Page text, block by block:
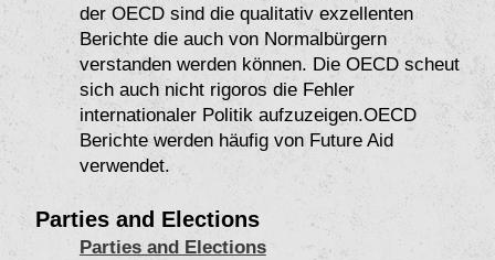
der OECD sind die qualitativ exzellenten
Berichte die auch von Normalbürgern
verstanden werden können. Die OECD scheut
sich auch nicht rigoros die Fehler
internationaler Politik aufzuzeigen.OECD
Berichte werden häufig von Future Aid
verwendet.
Parties and Elections
Parties and Elections